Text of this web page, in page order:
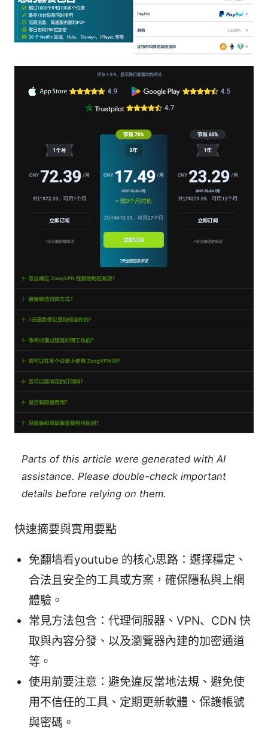
Parts of this article were generated with AI
assistance. Please double-check important
details before relying on them.
快速摘要與實用要點
免翻墙看youtube 的核心思路：選擇穩定、
合法且安全的工具或方案，確保隱私與上網
體驗。
常見方法包含：代理伺服器、VPN、CDN 快
取與內容分發、以及瀏覽器內建的加密通道
等。
使用前要注意：避免違反當地法規、避免使
用不信任的工具、定期更新軟體、保護帳號
與密碼。